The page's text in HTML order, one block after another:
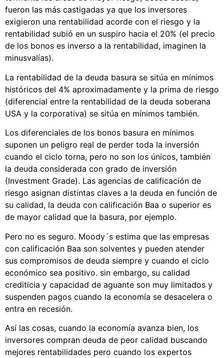
fueron las más castigadas ya que los inversores
exigieron una rentabilidad acorde con el riesgo y la
rentabilidad subió en un suspiro hacia el 20% (el precio
de los bonos es inverso a la rentabilidad, imaginen la
minusvalías).
La rentabilidad de la deuda basura se sitúa en mínimos
históricos del 4% aproximadamente y la prima de riesgo
(diferencial entre la rentabilidad de la deuda soberana
USA y la corporativa) se sitúa en mínimos también.
Los diferenciales de los bonos basura en mínimos
suponen un peligro real de perder toda la inversión
cuando el ciclo torna, pero no son los únicos, también
la deuda considerada con grado de inversión
(Investment Grade). Las agencias de calificación de
riesgo asignan distintas claves a la deuda en función de
su calidad, la deuda con calificación Baa o superior es
de mayor calidad que la basura, por ejemplo.
Pero no es seguro. Moody´s estima que las empresas
con calificación Baa son solventes y pueden atender
sus compromisos de deuda siempre y cuando el ciclo
económico sea positivo. sin embargo, su calidad
crediticia y capacidad de aguante son muy limitados y
suspenden pagos cuando la economía se desacelera o
entra en recesión.
Así las cosas, cuando la economía avanza bien, los
inversores compran deuda de peor calidad buscando
mejores rentabilidades pero cuando los expertos